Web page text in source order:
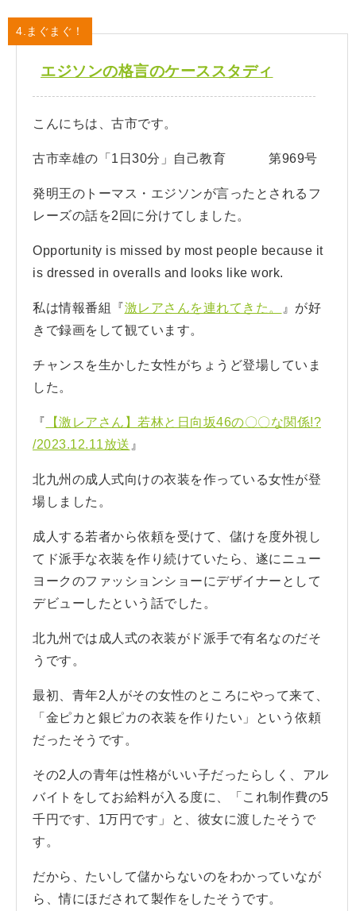
4.まぐまぐ！
エジソンの格言のケーススタディ
こんにちは、古市です。
古市幸雄の「1日30分」自己教育 第969号
発明王のトーマス・エジソンが言ったとされるフ
レーズの話を2回に分けてしました。
Opportunity is missed by most people because it
is dressed in overalls and looks like work.
私は情報番組『激レアさんを連れてきた。
』が好
きで録画をして観ています。
チャンスを生かした女性がちょうど登場していま
した。
『 【激レアさん】若林と日向坂46の〇〇な関係!?
/2023.12.11放送 』
北九州の成人式向けの衣装を作っている女性が登
場しました。
成人する若者から依頼を受けて、儲けを度外視し
てド派手な衣装を作り続けていたら、遂にニュー
ヨークのファッションショーにデザイナーとして
デビューしたという話でした。
北九州では成人式の衣装がド派手で有名なのだそ
うです。
最初、青年2人がその女性のところにやって来て、
「金ピカと銀ピカの衣装を作りたい」という依頼
だったそうです。
その2人の青年は性格がいい子だったらしく、アル
バイトをしてお給料が入る度に、「これ制作費の5
千円です、1万円です」と、彼女に渡したそうで
す。
だから、たいして儲からないのをわかっていなが
ら、情にほだされて製作をしたそうです。